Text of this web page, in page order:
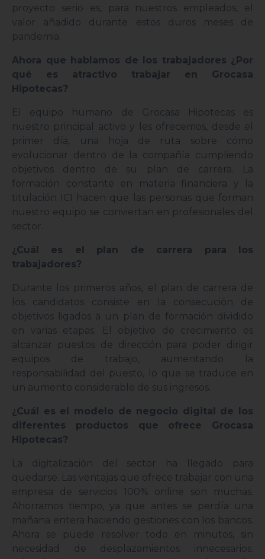
proyecto serio es, para nuestros empleados, el
valor añadido durante estos duros meses de
pandemia.
Ahora que hablamos de los trabajadores ¿Por
qué es atractivo trabajar en Grocasa
Hipotecas?
El equipo humano de Grocasa Hipotecas es
nuestro principal activo y les ofrecemos, desde el
primer día, una hoja de ruta sobre cómo
evolucionar dentro de la compañía cumpliendo
objetivos dentro de su plan de carrera. La
formación constante en materia financiera y la
titulación ICI hacen que las personas que forman
nuestro equipo se conviertan en profesionales del
sector.
¿Cuál es el plan de carrera para los
trabajadores?
Durante los primeros años, el plan de carrera de
los candidatos consiste en la consecución de
objetivos ligados a un plan de formación dividido
en varias etapas. El objetivo de crecimiento es
alcanzar puestos de dirección para poder dirigir
equipos de trabajo, aumentando la
responsabilidad del puesto, lo que se traduce en
un aumento considerable de sus ingresos.
¿Cuál es el modelo de negocio digital de los
diferentes productos que ofrece Grocasa
Hipotecas?
La digitalización del sector ha llegado para
quedarse. Las ventajas que ofrece trabajar con una
empresa de servicios 100% online son muchas.
Ahorramos tiempo, ya que antes se perdía una
mañana entera haciendo gestiones con los bancos.
Ahora se puede resolver todo en minutos, sin
necesidad de desplazamientos innecesarios.